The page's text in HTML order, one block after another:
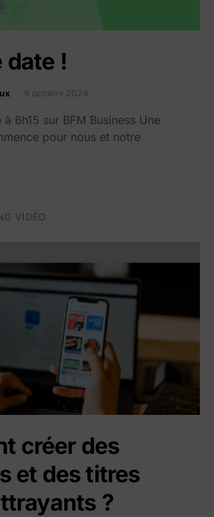
date !
9 octobre 2024
6h15 sur BFM Business Une
pour nous et notre
VIDÉO
créer des
et des titres
?